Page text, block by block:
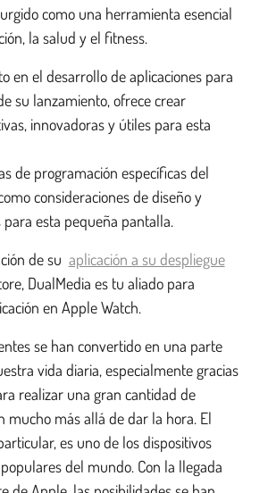
para iPad
Android
Android
móviles
empresariales
móvil
como una herramienta esencial
la salud y el fitness.
en el desarrollo de aplicaciones para
su lanzamiento, ofrece crear
innovadoras y útiles para esta
de programación específicas del
consideraciones de diseño y
esta pequeña pantalla.
de su aplicación a su despliegue
DualMedia es tu aliado para
en Apple Watch.
se han convertido en una parte
vida diaria, especialmente gracias
realizar una gran cantidad de
mucho más allá de dar la hora. El
es uno de los dispositivos
del mundo. Con la llegada